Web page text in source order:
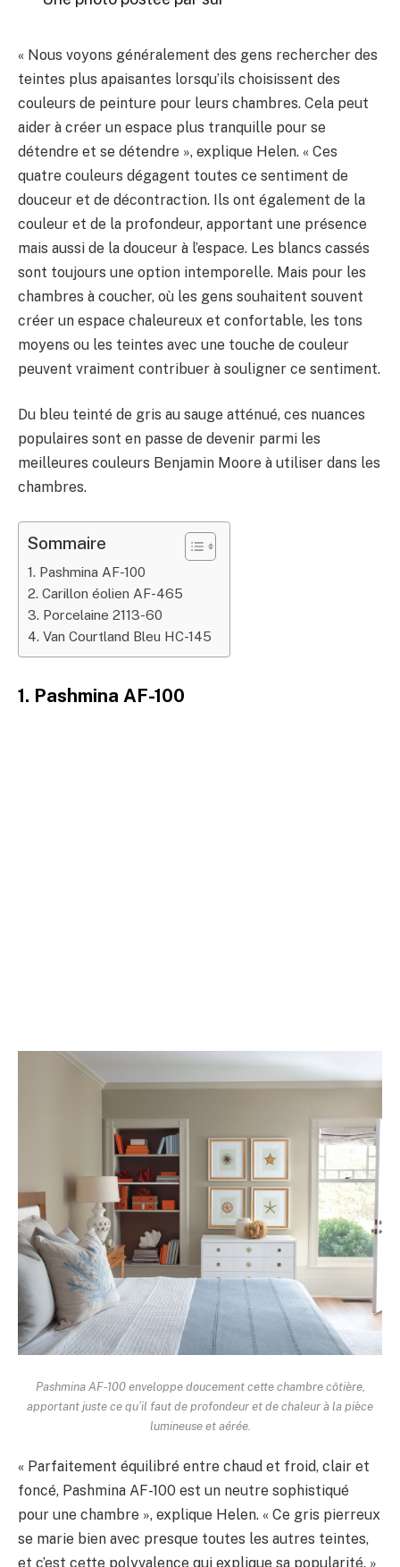
« Nous voyons généralement des gens rechercher des
teintes plus apaisantes lorsqu’ils choisissent des
couleurs de peinture pour leurs chambres. Cela peut
aider à créer un espace plus tranquille pour se
détendre et se détendre », explique Helen. « Ces
quatre couleurs dégagent toutes ce sentiment de
douceur et de décontraction. Ils ont également de la
couleur et de la profondeur, apportant une présence
mais aussi de la douceur à l’espace. Les blancs cassés
sont toujours une option intemporelle. Mais pour les
chambres à coucher, où les gens souhaitent souvent
créer un espace chaleureux et confortable, les tons
moyens ou les teintes avec une touche de couleur
peuvent vraiment contribuer à souligner ce sentiment.
Du bleu teinté de gris au sauge atténué, ces nuances
populaires sont en passe de devenir parmi les
meilleures couleurs Benjamin Moore à utiliser dans les
chambres.
Sommaire
1. Pashmina AF-100
2. Carillon éolien AF-465
3. Porcelaine 2113-60
4. Van Courtland Bleu HC-145
1. Pashmina AF-100
Pashmina AF-100 enveloppe doucement cette chambre côtière,
apportant juste ce qu’il faut de profondeur et de chaleur à la pièce
lumineuse et aérée.
« Parfaitement équilibré entre chaud et froid, clair et
foncé, Pashmina AF-100 est un neutre sophistiqué
pour une chambre », explique Helen. « Ce gris pierreux
se marie bien avec presque toutes les autres teintes,
et c’est cette polyvalence qui explique sa popularité. »